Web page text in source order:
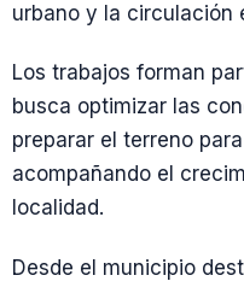
urbano y la circulación
Los trabajos forman
busca optimizar las
preparar el terreno
acompañando el
localidad.
Desde el municipio